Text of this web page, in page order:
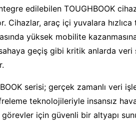
edilebilen TOUGHBOOK
Cihazlar, araç içi yuvalara hızlıca
yüksek mobilite
geçiş gibi kritik anlarda
serisi; gerçek zamanlı veri
teknolojileriyle insansız
için güvenli bir altyapı